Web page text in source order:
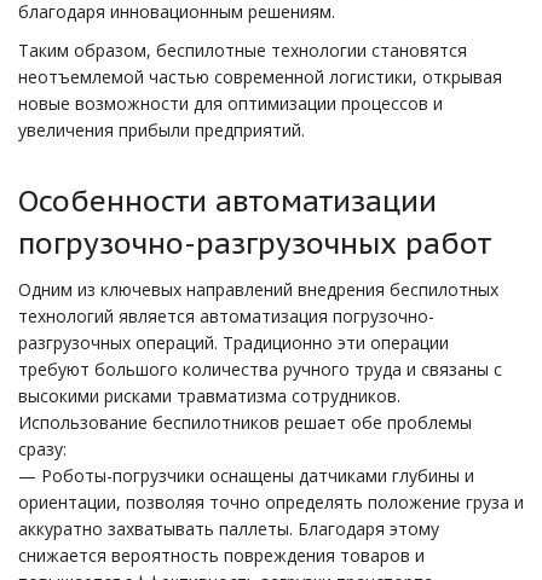
благодаря инновационным решениям.
Таким образом, беспилотные технологии становятся
неотъемлемой частью современной логистики, открывая
новые возможности для оптимизации процессов и
увеличения прибыли предприятий.
Особенности автоматизации
погрузочно-разгрузочных работ
Одним из ключевых направлений внедрения беспилотных
технологий является автоматизация погрузочно-
разгрузочных операций. Традиционно эти операции
требуют большого количества ручного труда и связаны с
высокими рисками травматизма сотрудников.
Использование беспилотников решает обе проблемы
сразу:
— Роботы-погрузчики оснащены датчиками глубины и
ориентации, позволяя точно определять положение груза и
аккуратно захватывать паллеты. Благодаря этому
снижается вероятность повреждения товаров и